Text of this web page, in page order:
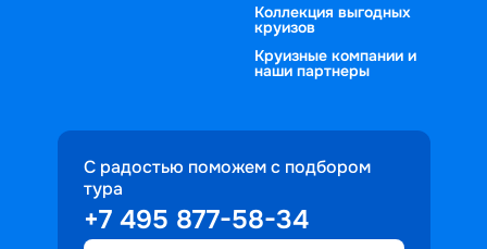
Коллекция выгодных
круизов
Круизные компании и
наши партнеры
С радостью поможем с подбором
тура
+7 495 877-58-34